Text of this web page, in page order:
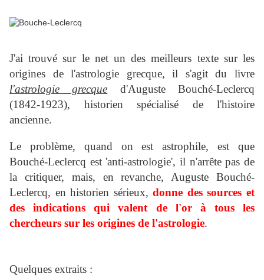
J'ai trouvé sur le net un des meilleurs texte sur les
origines de l'astrologie grecque, il s'agit du livre
l'astrologie grecque d'Auguste Bouché-Leclercq
(1842-1923), historien spécialisé de l'histoire
ancienne.
Le problème, quand on est astrophile, est que
Bouché-Leclercq est 'anti-astrologie', il n'arrête pas de
la critiquer, mais, en revanche, Auguste Bouché-
Leclercq, en historien sérieux,donne des sources et
des indications qui valent de l'or à tous les
chercheurs sur les origines de l'astrologie.
Quelques extraits :